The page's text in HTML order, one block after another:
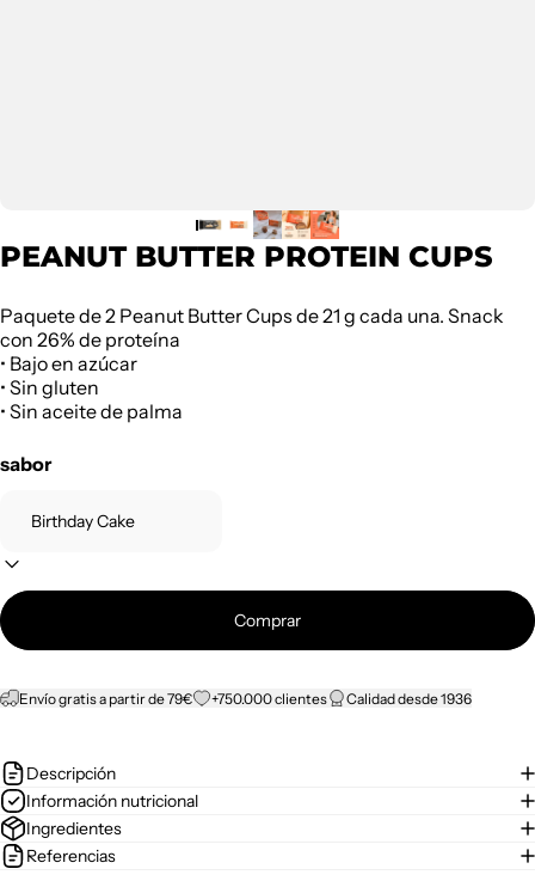
PEANUT BUTTER PROTEIN CUPS
Paquete de 2 Peanut Butter Cups de 21 g cada una. Snack
con 26% de proteína
• Bajo en azúcar
• Sin gluten
• Sin aceite de palma
sabor
Comprar
Envío gratis a partir de 79€ +750.000 clientes Calidad desde 1936
Descripción
Información nutricional
Ingredientes
Referencias